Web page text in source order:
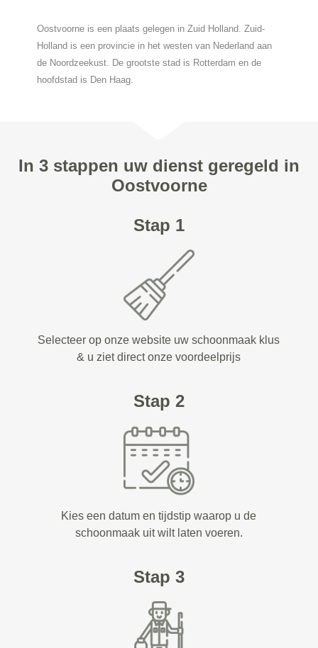
Oostvoorne is een plaats gelegen in Zuid Holland. Zuid-
Holland is een provincie in het westen van Nederland aan
de Noordzeekust. De grootste stad is Rotterdam en de
hoofdstad is Den Haag.
In 3 stappen uw dienst geregeld in
Oostvoorne
Stap 1
Selecteer op onze website uw schoonmaak klus
& u ziet direct onze voordeelprijs
Stap 2
Kies een datum en tijdstip waarop u de
schoonmaak uit wilt laten voeren.
Stap 3